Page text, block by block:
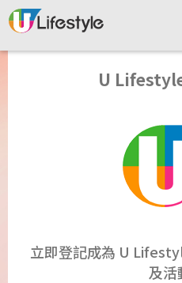
U
立即登記成為 U
及活